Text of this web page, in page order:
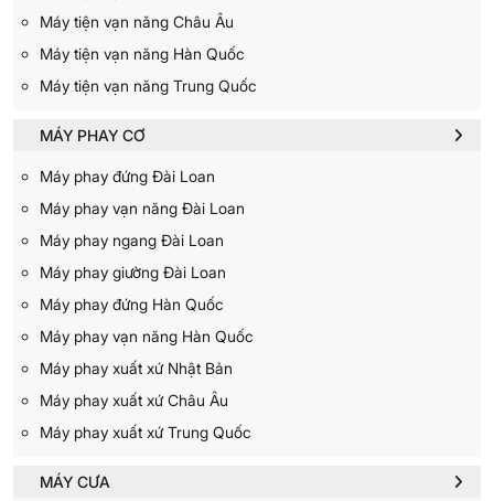
Máy tiện vạn năng Châu Âu
Máy tiện vạn năng Hàn Quốc
Máy tiện vạn năng Trung Quốc
MÁY PHAY CƠ
Máy phay đứng Đài Loan
Máy phay vạn năng Đài Loan
Máy phay ngang Đài Loan
Máy phay giường Đài Loan
Máy phay đứng Hàn Quốc
Máy phay vạn năng Hàn Quốc
Máy phay xuất xứ Nhật Bản
Máy phay xuất xứ Châu Âu
Máy phay xuất xứ Trung Quốc
MÁY CƯA